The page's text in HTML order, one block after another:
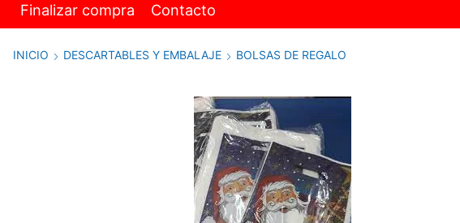
Finalizar compra Contacto
INICIO DESCARTABLES Y EMBALAJE BOLSAS DE REGALO